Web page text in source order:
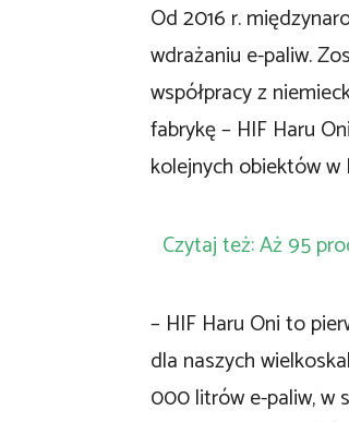
Od 2016 r.
wdrażaniu e-paliw.
współpracy z
fabrykę – HIF Haru
kolejnych obiektów w
Czytaj też: Aż 95
– HIF Haru Oni to
dla naszych
000 litrów e-paliw, w